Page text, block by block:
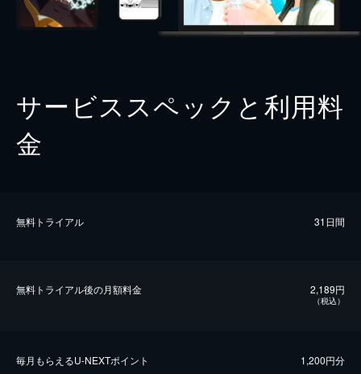
サービススペックと利用料
金
無料トライアル 31日間
無料トライアル後の⽉額料金 2,189円
（税込）
毎⽉もらえるU-NEXTポイント 1,200円分